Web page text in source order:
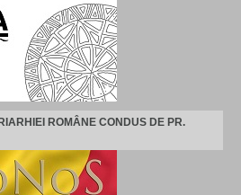
ROMÂNE CONDUS DE PR.